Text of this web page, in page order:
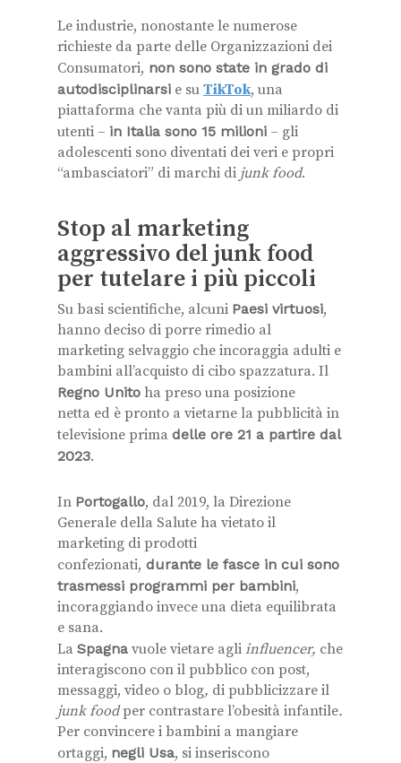
Le industrie, nonostante le numerose
richieste da parte delle Organizzazioni dei
Consumatori, non sono state in grado di
autodisciplinarsi e su TikTok, una
piattaforma che vanta più di un miliardo di
utenti – in Italia sono 15 milioni – gli
adolescenti sono diventati dei veri e propri
“ambasciatori” di marchi di junk food.
Stop al marketing
aggressivo del junk food
per tutelare i più piccoli
Su basi scientifiche, alcuni Paesi virtuosi,
hanno deciso di porre rimedio al
marketing selvaggio che incoraggia adulti e
bambini all’acquisto di cibo spazzatura. Il
Regno Unito ha preso una posizione
netta ed è pronto a vietarne la pubblicità in
televisione prima delle ore 21 a partire dal
2023.
In Portogallo, dal 2019, la Direzione
Generale della Salute ha vietato il
marketing di prodotti
confezionati, durante le fasce in cui sono
trasmessi programmi per bambini,
incoraggiando invece una dieta equilibrata
e sana.
La Spagna vuole vietare agli influencer, che
interagiscono con il pubblico con post,
messaggi, video o blog, di pubblicizzare il
junk foodper contrastare l’obesità infantile.
Per convincere i bambini a mangiare
ortaggi, negli Usa, si inseriscono